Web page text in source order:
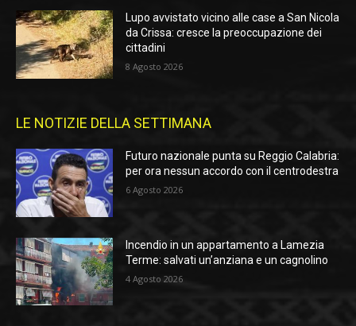
Lupo avvistato vicino alle case a San Nicola
da Crissa: cresce la preoccupazione dei
cittadini
8 Agosto 2026
LE NOTIZIE DELLA SETTIMANA
Futuro nazionale punta su Reggio Calabria:
per ora nessun accordo con il centrodestra
6 Agosto 2026
Incendio in un appartamento a Lamezia
Terme: salvati un’anziana e un cagnolino
4 Agosto 2026